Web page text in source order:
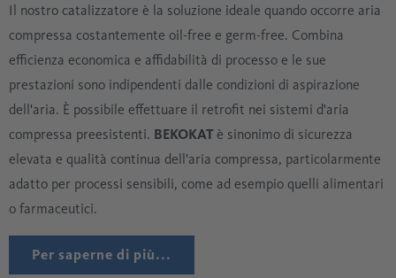
Il nostro catalizzatore è la soluzione ideale quando occorre aria
compressa costantemente oil-free e germ-free. Combina
efficienza economica e affidabilità di processo e le sue
prestazioni sono indipendenti dalle condizioni di aspirazione
dell'aria. È possibile effettuare il retrofit nei sistemi d'aria
compressa preesistenti. BEKOKAT è sinonimo di sicurezza
elevata e qualità continua dell'aria compressa, particolarmente
adatto per processi sensibili, come ad esempio quelli alimentari
o farmaceutici.
Per saperne di più...